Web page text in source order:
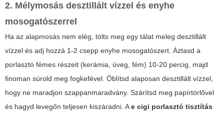
2. Mélymosás desztillált vízzel és enyhe
mosogatószerrel
Ha az alapmosás nem elég, tölts meg egy tálat meleg desztillált
vízzel és adj hozzá 1-2 csepp enyhe mosogatószert. Áztasd a
porlasztó fémes részeit (kerámia, üveg, fém) 10-20 percig, majd
finoman súrold meg fogkefével. Öblítsd alaposan desztillált vízzel,
hogy ne maradjon szappanmaradvány. Szárítsd meg papírtörlővel
és hagyd levegőn teljesen kiszáradni. Ae cigi porlasztó tisztítás